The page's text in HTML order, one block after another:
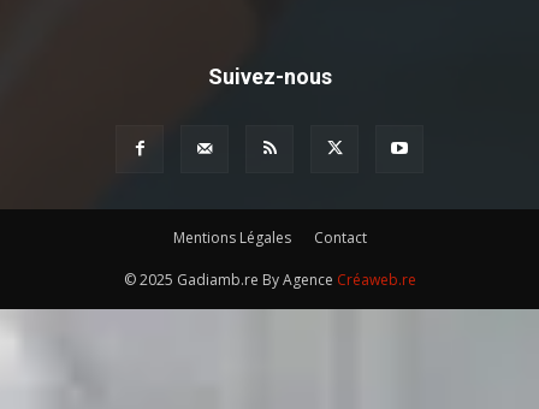
Suivez-nous
Mentions Légales Contact
© 2025 Gadiamb.re By Agence Créaweb.re